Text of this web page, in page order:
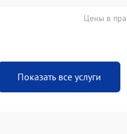
Цены в
Показать все услуги